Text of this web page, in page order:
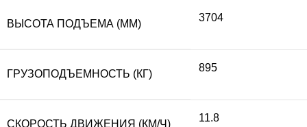
ВЫСОТА ПОДЪЕМА (ММ)
3704
ГРУЗОПОДЪЕМНОСТЬ (КГ)
895
СКОРОСТЬ ДВИЖЕНИЯ (КМ/Ч)
11.8